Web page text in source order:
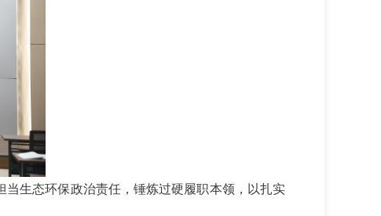
生态环保政治责任，锤炼过硬履职本领，以扎实